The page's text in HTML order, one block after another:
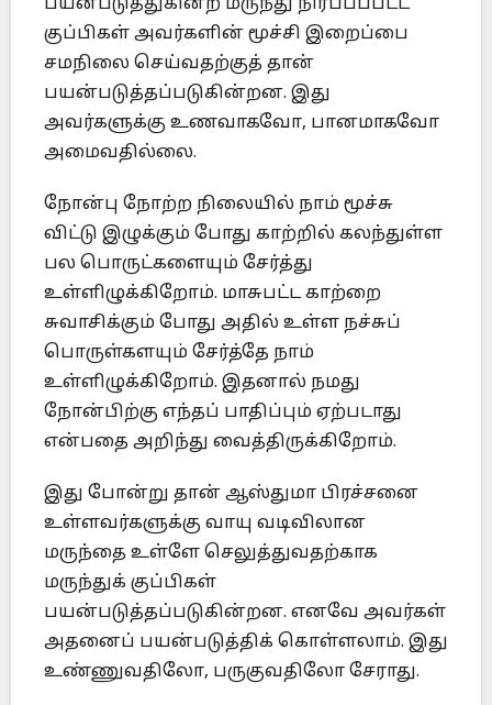
பயன்படுத்துகின்ற மருந்து நிரப்பப்பட்ட
குப்பிகள் அவர்களின் மூச்சி இறைப்பை
சமநிலை செய்வதற்குத் தான்
பயன்படுத்தப்படுகின்றன. இது
அவர்களுக்கு உணவாகவோ, பானமாகவோ
அமைவதில்லை.
நோன்பு நோற்ற நிலையில் நாம் மூச்சு
விட்டு இழுக்கும் போது காற்றில் கலந்துள்ள
பல பொருட்களையும் சேர்த்து
உள்ளிழுக்கிறோம். மாசுபட்ட காற்றை
சுவாசிக்கும் போது அதில் உள்ள நச்சுப்
பொருள்களயும் சேர்த்தே நாம்
உள்ளிழுக்கிறோம். இதனால் நமது
நோன்பிற்கு எந்தப் பாதிப்பும் ஏற்படாது
என்பதை அறிந்து வைத்திருக்கிறோம்.
இது போன்று தான் ஆஸ்துமா பிரச்சனை
உள்ளவர்களுக்கு வாயு வடிவிலான
மருந்தை உள்ளே செலுத்துவதற்காக
மருந்துக் குப்பிகள்
பயன்படுத்தப்படுகின்றன. எனவே அவர்கள்
அதனைப் பயன்படுத்திக் கொள்ளலாம். இது
உண்ணுவதிலோ, பருகுவதிலோ சேராது.